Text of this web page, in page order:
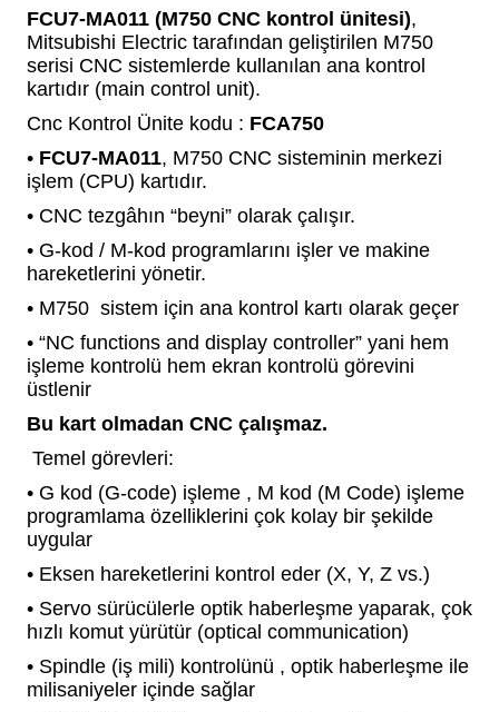
Yuvası
Membranı
PLG Encoder
FCU7-MA011 (M750 CNC kontrol ünitesi),
Mitsubishi Electric tarafından geliştirilen M750
serisi CNC sistemlerde kullanılan ana kontrol
kartıdır (main control unit).
Cnc Kontrol Ünite kodu : FCA750
• FCU7-MA011, M750 CNC sisteminin merkezi
işlem (CPU) kartıdır.
• CNC tezgâhın “beyni” olarak çalışır.
• G-kod / M-kod programlarını işler ve makine
hareketlerini yönetir.
• M750 sistem için ana kontrol kartı olarak geçer
• “NC functions and display controller” yani hem
işleme kontrolü hem ekran kontrolü görevini
üstlenir
Bu kart olmadan CNC çalışmaz.
Temel görevleri:
• G kod (G-code) işleme , M kod (M Code) işleme
programlama özelliklerini çok kolay bir şekilde
uygular
• Eksen hareketlerini kontrol eder (X, Y, Z vs.)
• Servo sürücülerle optik haberleşme yaparak, çok
hızlı komut yürütür (optical communication)
• Spindle (iş mili) kontrolünü , optik haberleşme ile
milisaniyeler içinde sağlar